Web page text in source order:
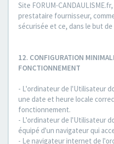
Site FORUM-
prestataire fournisseur,
sécurisée et ce, dans le but
12. CONFIGURATION
FONCTIONNEMENT
- L'ordinateur de l'Utilisateur
une date et heure locale
fonctionnement.
- L'ordinateur de l'Utilisateur
équipé d'un navigateur qui
- Le navigateur internet de